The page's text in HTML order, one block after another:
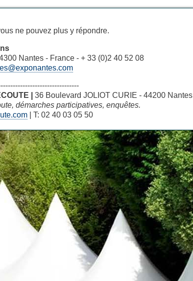
ne pouvez plus y répondre.
Nantes - France - + 33 (0)2 40 52 08
| 36 Boulevard JOLIOT CURIE - 44200 Nantes
démarches participatives, enquêtes.
| T: 02 40 03 05 50